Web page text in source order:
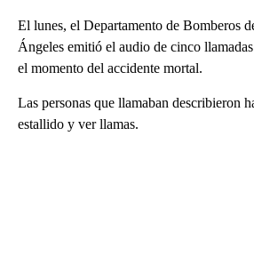
El lunes, el Departamento de Bomberos
Ángeles emitió el audio de cinco
el momento del accidente mortal.
Las personas que llamaban describieron
estallido y ver llamas.